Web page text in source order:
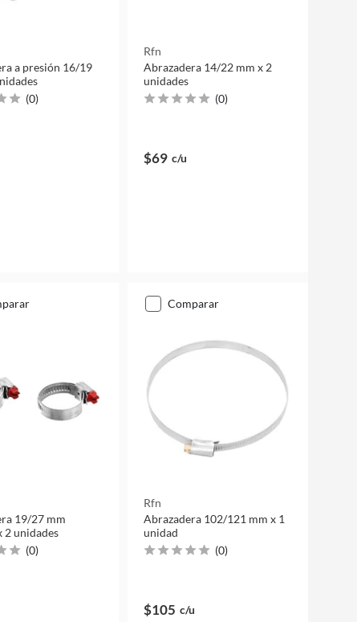
a presión 16/19
(0)
Rfn
Abrazadera 14/22 mm x 2
unidades
(0)
$69 c/u
19/27 mm
2 unidades
(0)
comparar
Rfn
Abrazadera 102/121 mm x 1
unidad
(0)
$105 c/u